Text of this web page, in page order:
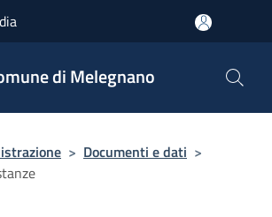
di Melegnano
> Documenti e dati >